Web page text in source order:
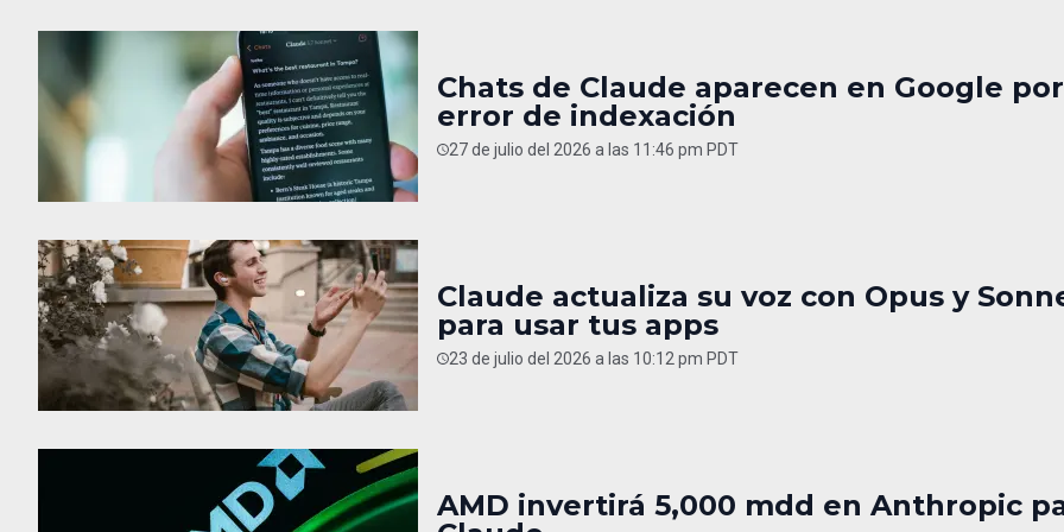
Chats de Claude aparecen en Google por
error de indexación
27 de julio del 2026 a las 11:46 pm PDT
Claude actualiza su voz con Opus y
para usar tus apps
23 de julio del 2026 a las 10:12 pm PDT
AMD invertirá 5,000 mdd en Anthropic